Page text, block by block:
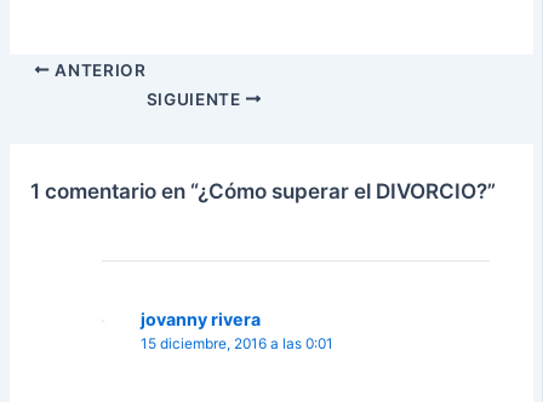
ANTERIOR
SIGUIENTE
1 comentario en “¿Cómo superar el DIVORCIO?”
jovanny rivera
15 diciembre, 2016 a las 0:01